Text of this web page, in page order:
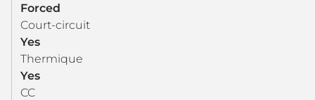
Forced
Court-circuit
Yes
Thermique
Yes
CC